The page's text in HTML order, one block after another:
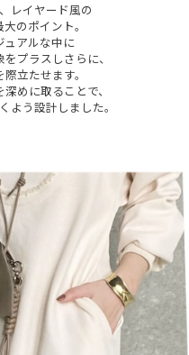
レイヤード風の
のポイント。
ュアルな中に
プラスしさらに、
立たせます。
めに取ることで、
よう設計しました。